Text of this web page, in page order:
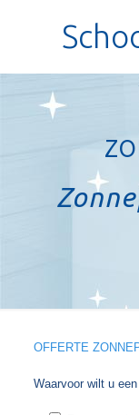
OFFERTE
Waarvoor wilt u